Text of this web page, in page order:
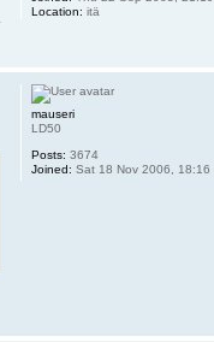
Location: itä
mauseri
LD50
Posts: 3674
Joined: Sat 18 Nov 2006, 18:16